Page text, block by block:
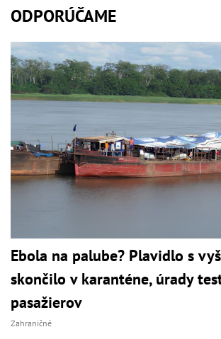
ODPORÚČAME
Ebola na palube? Plavidlo s
skončilo v karanténe, úrady
pasažierov
Zahraničné